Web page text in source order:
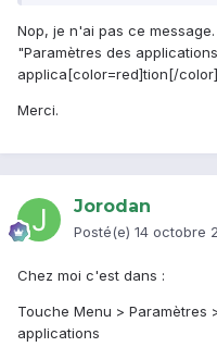
Nop, je n'ai pas ce
"Paramètres des
applica[color=red]tion[/
Merci.
Jorodan
Posté(e) 14 octobre
Chez moi c'est dans :
Touche Menu > Paramètres
applications